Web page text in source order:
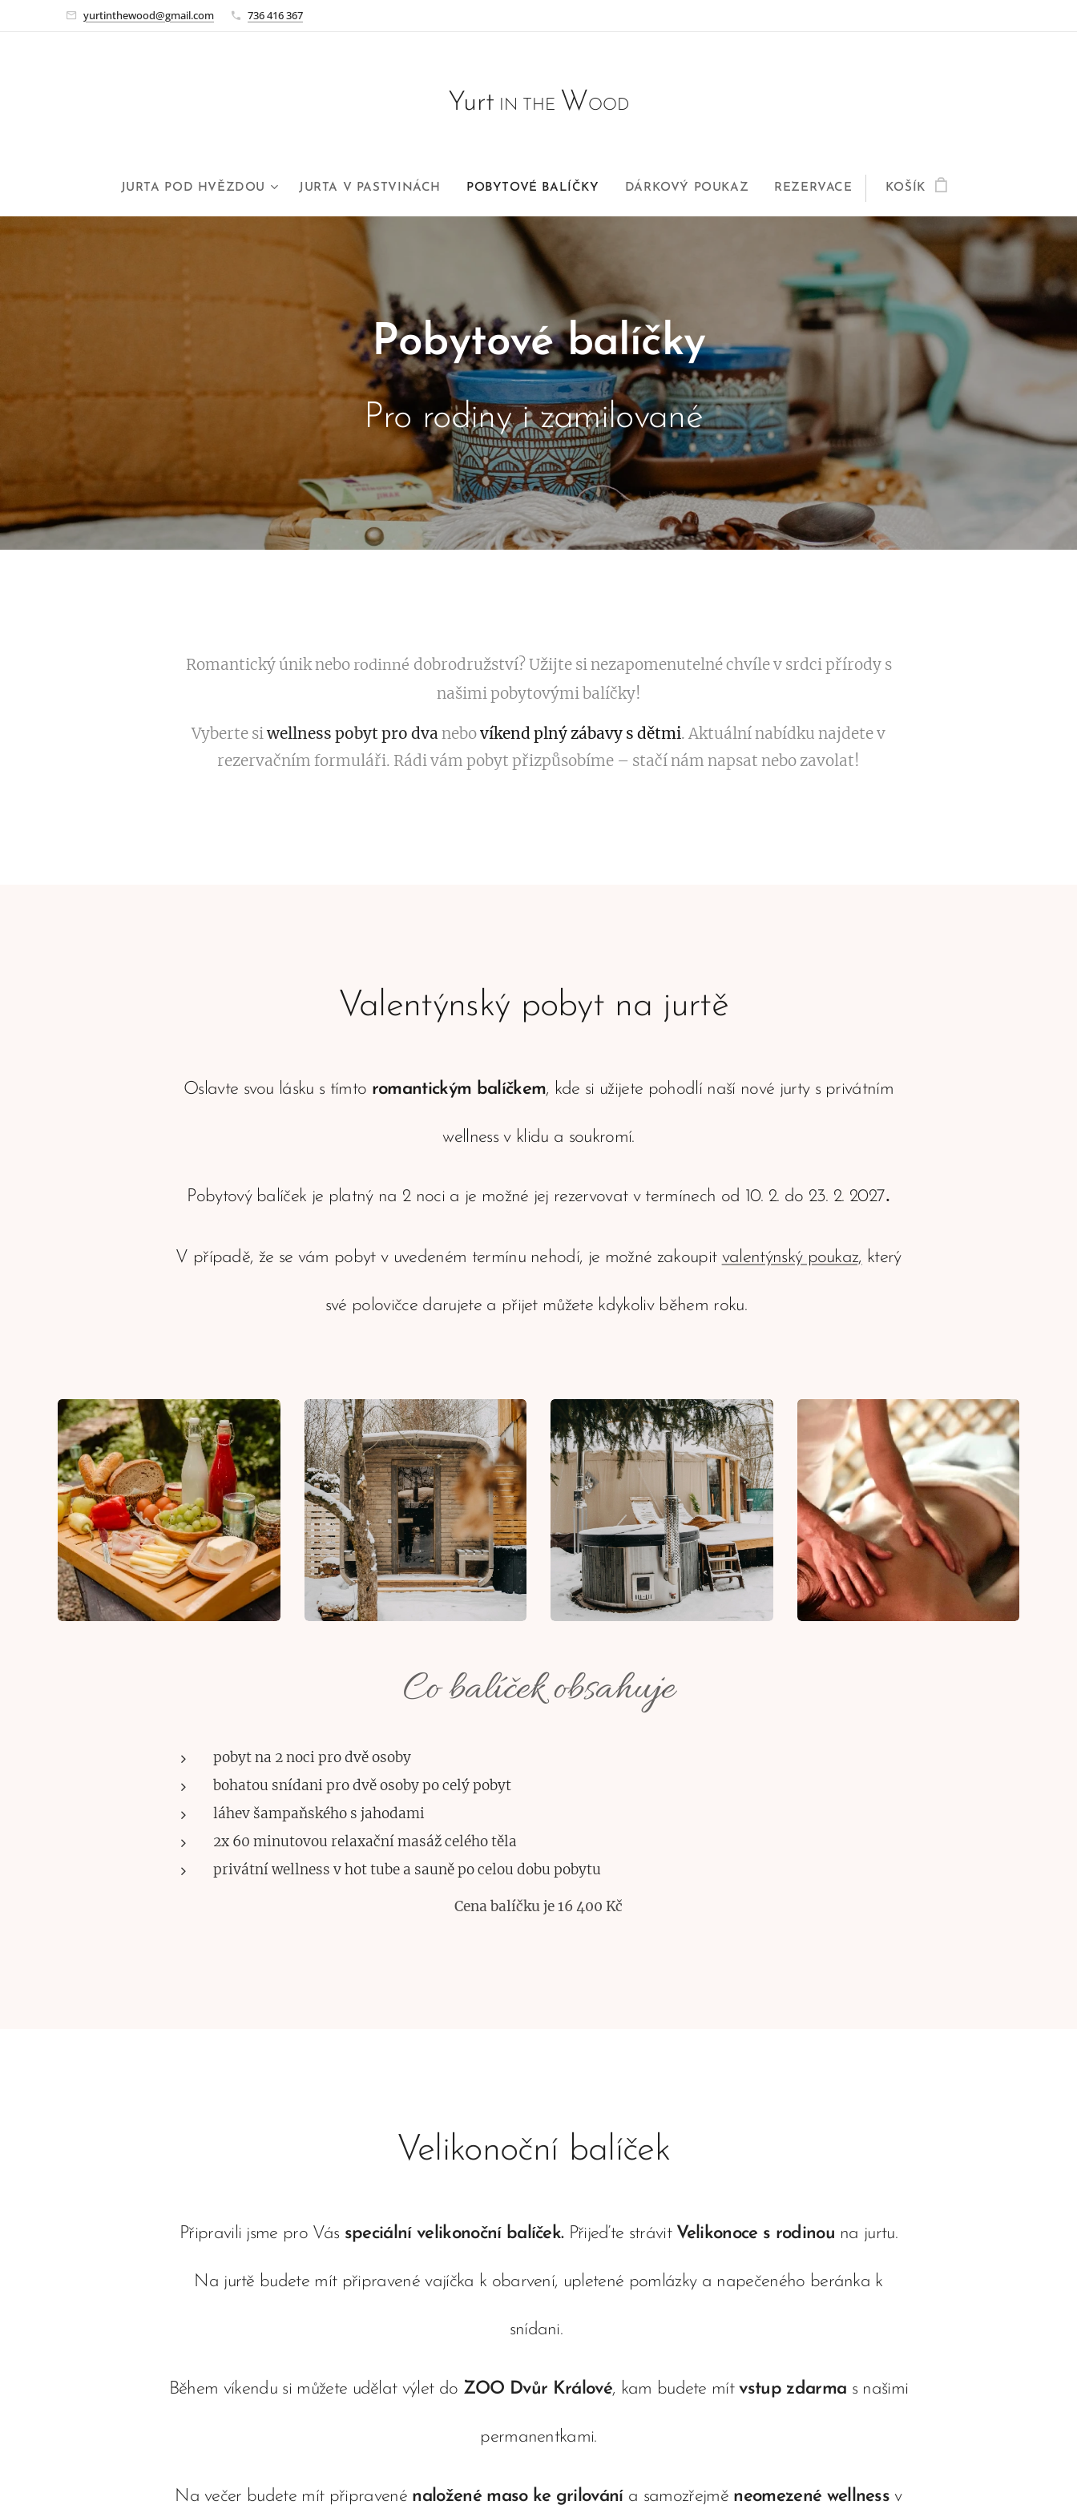
yurtinthewood@gmail.com 736 416 367
Yurt IN THE WOOD
JURTA POD HVĚZDOU JURTA V PASTVINÁCH POBYTOVÉ BALÍČKY DÁRKOVÝ POUKAZ REZERVACE KOŠÍK
Pobytové balíčky
Pro rodiny i zamilované
Romantický únik nebo rodinné dobrodružství? Užijte si nezapomenutelné chvíle v srdci přírody s
našimi pobytovými balíčky!
Vyberte siwellness pobyt pro dva nebovíkend plný zábavy s dětmi. Aktuální nabídku najdete v
rezervačním formuláři. Rádi vám pobyt přizpůsobíme – stačí nám napsat nebo zavolat!
Valentýnský pobyt na jurtě
Oslavte svou lásku s tímto romantickým balíčkem, kde si užijete pohodlí naší nové jurty s privátním
wellness v klidu a soukromí.
Pobytový balíček je platný na 2 noci a je možné jej rezervovat v termínech od 10. 2. do 23. 2. 2027.
V případě, že se vám pobyt v uvedeném termínu nehodí, je možné zakoupit valentýnský poukaz, který
své polovičce darujete a přijet můžete kdykoliv během roku.
Co balíček obsahuje
pobyt na 2 noci pro dvě osoby
bohatou snídani pro dvě osoby po celý pobyt
láhev šampaňského s jahodami
2x 60 minutovou relaxační masáž celého těla
privátní wellness v hot tube a sauně po celou dobu pobytu
Cena balíčku je 16 400 Kč
Velikonoční balíček
Připravili jsme pro Vás speciální velikonoční balíček.Přijeďte strávit Velikonoce s rodinou na jurtu.
Na jurtě budete mít připravené vajíčka k obarvení, upletené pomlázky a napečeného beránka k
snídani.
Během víkendu si můžete udělat výlet do ZOO Dvůr Králové, kam budete mítvstup zdarma s našimi
permanentkami.
Na večer budete mít připravené naložené maso ke grilovánía samozřejmě neomezené wellness v